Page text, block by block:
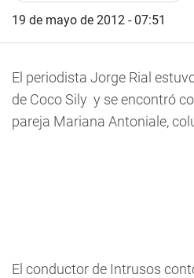
19 de mayo de 2012 - 07:51
El periodista Jorge Rial
de Coco Sily y se encontró
pareja Mariana Antoniale,
El conductor de Intrusos